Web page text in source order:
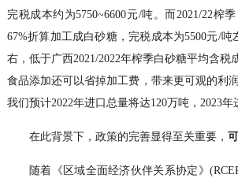
完税成本约为5750~6600元/吨。而2021/22榨
67%折算加工成白砂糖，完税成本为5500元/
右，低于广西2021/2022年榨季白砂糖平均含
食品添加还可以省掉加工费，带来更可观的利
我们预计2022年进口总量将达120万吨，2023
在此背景下，政策的完善显得至关重要，
随着《区域全面经济伙伴关系协定》